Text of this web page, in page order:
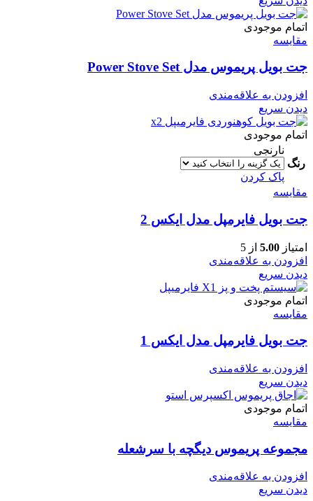
اتمام موجودی
مقایسه
جت بویل پریموس مدل Power Stove Set
افزودن به علاقه‌مندی
دیدن سریع
اتمام موجودی
رنگ
نارنجی
پاک کردن
مقایسه
جت بویل فایرمپل مدل ایکس 2
امتیاز 5.00 از 5
افزودن به علاقه‌مندی
دیدن سریع
اتمام موجودی
مقایسه
جت بویل فایرمپل مدل ایکس 1
افزودن به علاقه‌مندی
دیدن سریع
اتمام موجودی
مقایسه
مجموعه پریموس دیگچه با سرشعله
افزودن به علاقه‌مندی
دیدن سریع